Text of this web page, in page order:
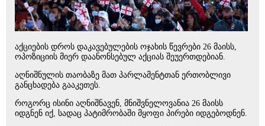
აქციების დროს დაკავებულების ოჯახის წევრები 26 მაისს,
ოპოზიციის მიერ დაანონსებულ აქციას შეუერთდებიან.
აღნიშნულის თაობაზე მათ პარლამენტთან ერთობლივი
განცხადება გააკეთეს.
როგორც ისინი აღნიშნავენ, მნიშვნელოვანია 26 მაისს
იდგნენ იქ, სადაც პატიმრობაში მყოფი პირები იდგებოდნენ.